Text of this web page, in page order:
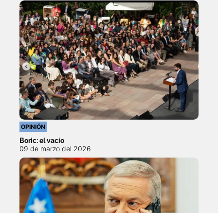
OPINIÓN
Boric: el vacío
09 de marzo del 2026